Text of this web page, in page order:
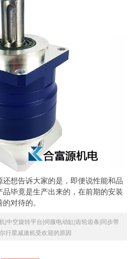
想告诉大家的是，即便说性能和品
毕竟是生产出来的，在前期的安装
对待的。
|中空旋转平台|伺服电动缸|齿轮齿条|同步带
行星减速机受欢迎的原因